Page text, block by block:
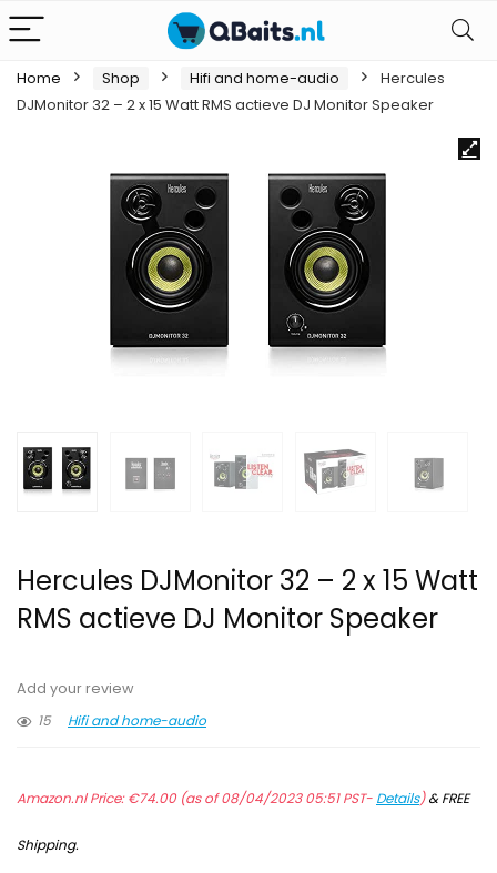
Home Shop Hifi and home-audio
Hercules
DJMonitor 32 – 2 x 15 Watt RMS actieve DJ Monitor Speaker
Hercules DJMonitor 32 – 2 x 15 Watt
RMS actieve DJ Monitor Speaker
Add your review
15
Hifi and home-audio
Amazon.nl Price:€74.00(as of 08/04/2023 05:51 PST- Details)&FREE
Shipping.